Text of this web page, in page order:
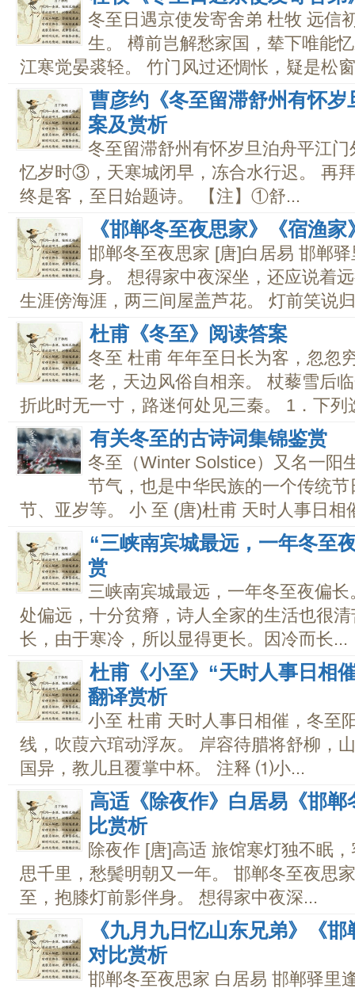
冬至日遇京使发寄舍弟 杜牧 远信
生。 樽前岂解愁家国，辇下唯能
江寒觉晏裘轻。 竹门风过还惆怅，疑是松
曹彦约《冬至留滞舒州有怀
案及赏析
冬至留滞舒州有怀岁旦泊舟平江
忆岁时③，天寒城闭早，冻合水行迟。 再
终是客，至日始题诗。 【注】①舒...
《邯郸冬至夜思家》《宿渔
邯郸冬至夜思家 [唐]白居易 邯郸
身。 想得家中夜深坐，还应说着
生涯傍海涯，两三间屋盖芦花。 灯前笑说
杜甫《冬至》阅读答案
冬至 杜甫 年年至日长为客，忽忽
老，天边风俗自相亲。 杖藜雪后
折此时无一寸，路迷何处见三秦。 1．下列
有关冬至的古诗词集锦鉴赏
冬至（Winter Solstice）又名一阳
节气，也是中华民族的一个传统
节、亚岁等。 小 至 (唐)杜甫 天时人事日相
“三峡南宾城最远，一年冬至
赏
三峡南宾城最远，一年冬至夜偏
处偏远，十分贫瘠，诗人全家的生活也很
长，由于寒冷，所以显得更长。因冷而长...
杜甫《小至》“天时人事日相
翻译赏析
小至 杜甫 天时人事日相催，冬至
线，吹葭六琯动浮灰。 岸容待腊将舒柳，
国异，教儿且覆掌中杯。 注释 ⑴小...
高适《除夜作》白居易《邯
比赏析
除夜作 [唐]高适 旅馆寒灯独不眠
思千里，愁鬓明朝又一年。 邯郸冬至夜思
至，抱膝灯前影伴身。 想得家中夜深...
《九月九日忆山东兄弟》《
对比赏析
邯郸冬至夜思家 白居易 邯郸驿里